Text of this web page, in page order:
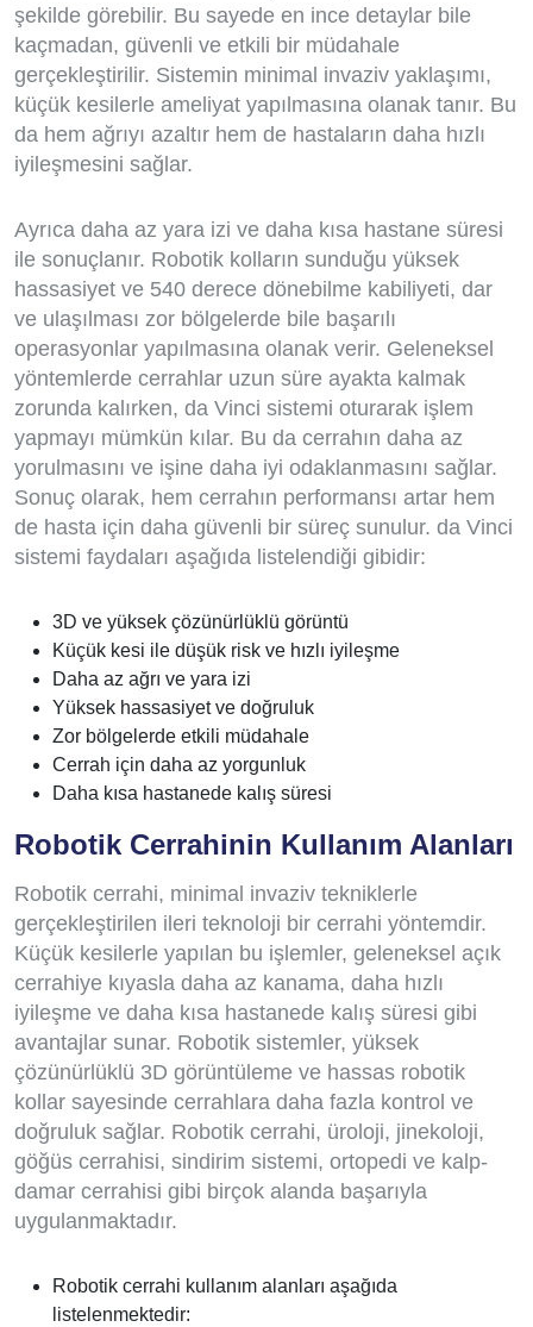
şekilde görebilir. Bu sayede en ince detaylar bile
kaçmadan, güvenli ve etkili bir müdahale
gerçekleştirilir. Sistemin minimal invaziv yaklaşımı,
küçük kesilerle ameliyat yapılmasına olanak tanır. Bu
da hem ağrıyı azaltır hem de hastaların daha hızlı
iyileşmesini sağlar.
Ayrıca daha az yara izi ve daha kısa hastane süresi
ile sonuçlanır. Robotik kolların sunduğu yüksek
hassasiyet ve 540 derece dönebilme kabiliyeti, dar
ve ulaşılması zor bölgelerde bile başarılı
operasyonlar yapılmasına olanak verir. Geleneksel
yöntemlerde cerrahlar uzun süre ayakta kalmak
zorunda kalırken, da Vinci sistemi oturarak işlem
yapmayı mümkün kılar. Bu da cerrahın daha az
yorulmasını ve işine daha iyi odaklanmasını sağlar.
Sonuç olarak, hem cerrahın performansı artar hem
de hasta için daha güvenli bir süreç sunulur. da Vinci
sistemi faydaları aşağıda listelendiği gibidir:
3D ve yüksek çözünürlüklü görüntü
Küçük kesi ile düşük risk ve hızlı iyileşme
Daha az ağrı ve yara izi
Yüksek hassasiyet ve doğruluk
Zor bölgelerde etkili müdahale
Cerrah için daha az yorgunluk
Daha kısa hastanede kalış süresi
Robotik Cerrahinin Kullanım Alanları
Robotik cerrahi, minimal invaziv tekniklerle
gerçekleştirilen ileri teknoloji bir cerrahi yöntemdir.
Küçük kesilerle yapılan bu işlemler, geleneksel açık
cerrahiye kıyasla daha az kanama, daha hızlı
iyileşme ve daha kısa hastanede kalış süresi gibi
avantajlar sunar. Robotik sistemler, yüksek
çözünürlüklü 3D görüntüleme ve hassas robotik
kollar sayesinde cerrahlara daha fazla kontrol ve
doğruluk sağlar. Robotik cerrahi, üroloji, jinekoloji,
göğüs cerrahisi, sindirim sistemi, ortopedi ve kalp-
damar cerrahisi gibi birçok alanda başarıyla
uygulanmaktadır.
Robotik cerrahi kullanım alanları aşağıda
listelenmektedir: